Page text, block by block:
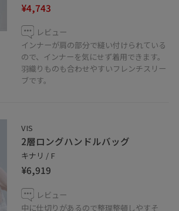
¥4,743
レビュー
インナーが肩の部分で縫い付けられている
ので、インナーを気にせず着用できます。
羽織りものも合わせやすいフレンチスリー
ブです。
VIS
2層ロングハンドルバッグ
キナリ / F
¥6,919
レビュー
中に仕切りがあるので整理整頓しやすそ